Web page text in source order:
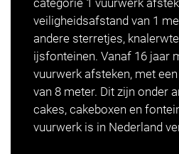
categorie 1 vuurwerk
veiligheidsafstand van 1
andere sterretjes,
ijsfonteinen. Vanaf 16 jaar
vuurwerk afsteken, met
van 8 meter. Dit zijn onder
cakes, cakeboxen en
vuurwerk is in Nederland